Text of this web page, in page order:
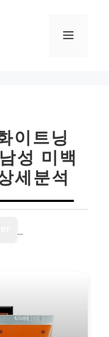
메
이트닝
성 미백
세분석